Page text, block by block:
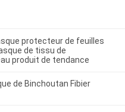
protecteur de feuilles
de tissu de
produit de tendance
de Binchoutan Fibier